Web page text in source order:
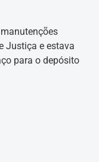
Justiça e estava
para o depósito